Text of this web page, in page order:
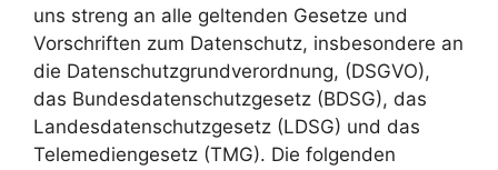
uns streng an alle geltenden Gesetze und
Vorschriften zum Datenschutz, insbesondere an
die Datenschutzgrundverordnung, (DSGVO),
das Bundesdatenschutzgesetz (BDSG), das
Landesdatenschutzgesetz (LDSG) und das
Telemediengesetz (TMG). Die folgenden